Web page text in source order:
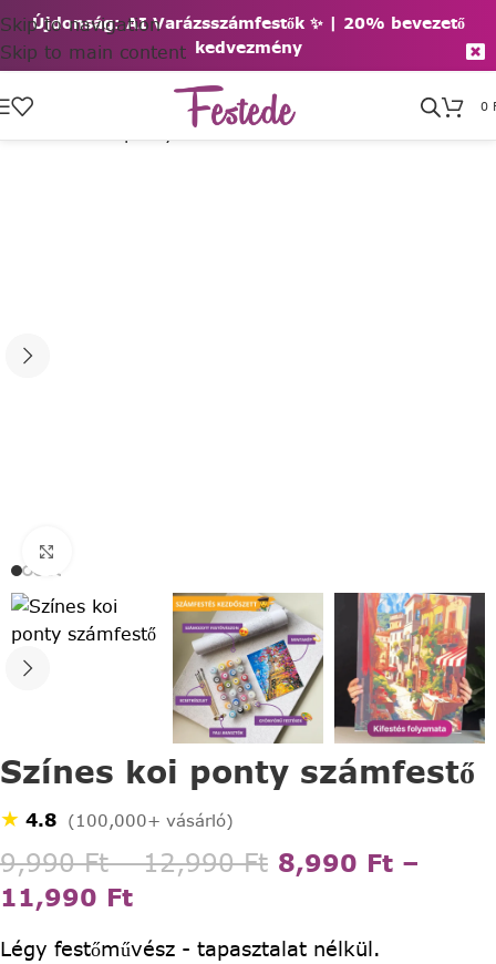
Újdonság: AI Varázsszámfestők ✨ | 20% bevezető
kedvezmény
Skip to navigation
Skip to main content
0
Színes koi ponty számfestő
★ 4.8 (100,000+ vásárló)
9,990Ft – 12,990Ft 8,990 Ft –
11,990 Ft
Légy festőművész - tapasztalat nélkül.